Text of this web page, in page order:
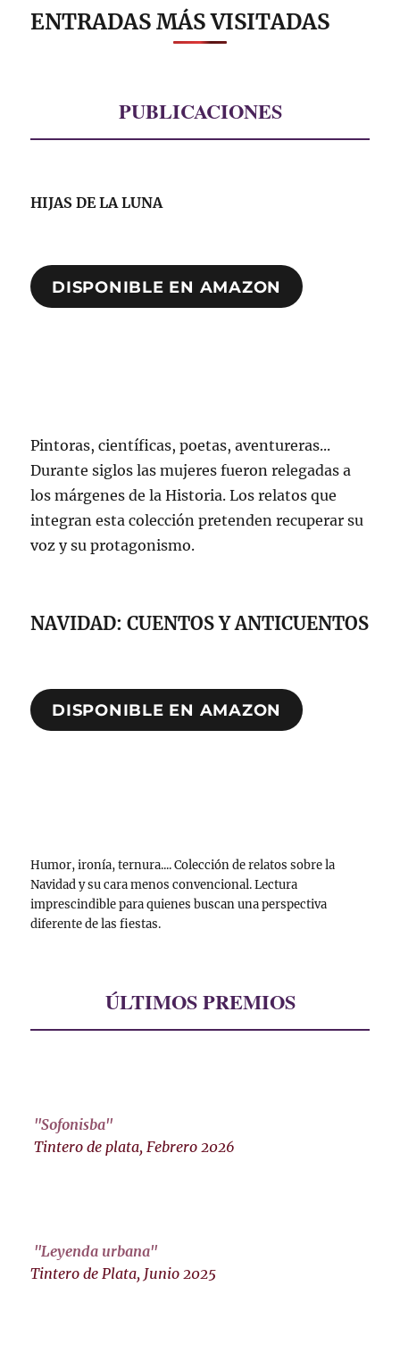
ENTRADAS MÁS VISITADAS
PUBLICACIONES
HIJAS DE LA LUNA
DISPONIBLE EN AMAZON
Pintoras, científicas, poetas, aventureras...
Durante siglos las mujeres fueron relegadas a
los márgenes de la Historia. Los relatos que
integran esta colección pretenden recuperar su
voz y su protagonismo.
NAVIDAD: CUENTOS Y ANTICUENTOS
DISPONIBLE EN AMAZON
Humor, ironía, ternura.... Colección de relatos sobre la
Navidad y su cara menos convencional. Lectura
imprescindible para quienes buscan una perspectiva
diferente de las fiestas.
ÚLTIMOS PREMIOS
"Sofonisba"
Tintero de plata, Febrero 2026
"Leyenda urbana"
Tintero de Plata, Junio 2025